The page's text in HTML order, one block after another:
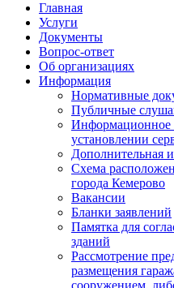
Главная
Услуги
Документы
Вопрос-ответ
Об организациях
Информация
Нормативные
Публичные
Информационное
установлении
Дополнительная
Схема
города Кемерово
Вакансии
Бланки заявлений
Памятка для
зданий
Рассмотрение
размещения